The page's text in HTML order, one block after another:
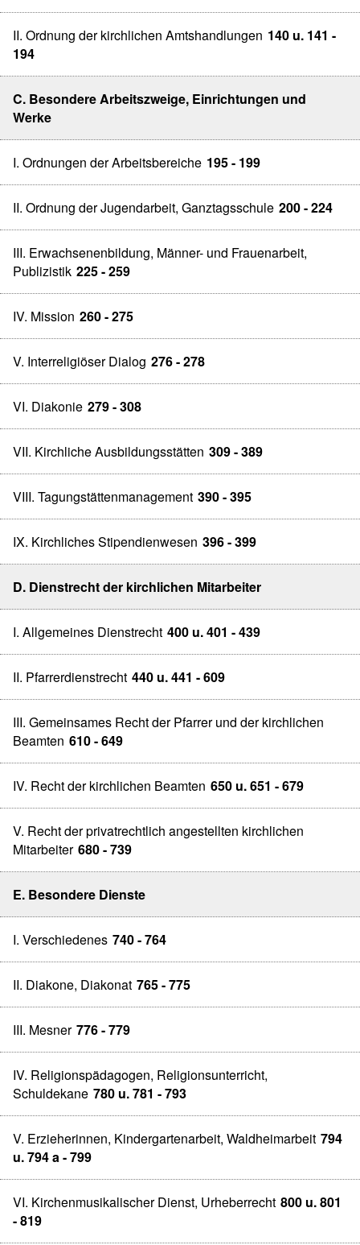
II. Ordnung der kirchlichen Amtshandlungen 140 u. 141 -
194
C. Besondere Arbeitszweige, Einrichtungen und
Werke
I. Ordnungen der Arbeitsbereiche 195 - 199
II. Ordnung der Jugendarbeit, Ganztagsschule 200 - 224
III. Erwachsenenbildung, Männer- und Frauenarbeit,
Publizistik 225 - 259
IV. Mission 260 - 275
V. Interreligiöser Dialog 276 - 278
VI. Diakonie 279 - 308
VII. Kirchliche Ausbildungsstätten 309 - 389
VIII. Tagungstättenmanagement 390 - 395
IX. Kirchliches Stipendienwesen 396 - 399
D. Dienstrecht der kirchlichen Mitarbeiter
I. Allgemeines Dienstrecht 400 u. 401 - 439
II. Pfarrerdienstrecht 440 u. 441 - 609
III. Gemeinsames Recht der Pfarrer und der kirchlichen
Beamten 610 - 649
IV. Recht der kirchlichen Beamten 650 u. 651 - 679
V. Recht der privatrechtlich angestellten kirchlichen
Mitarbeiter 680 - 739
E. Besondere Dienste
I. Verschiedenes 740 - 764
II. Diakone, Diakonat 765 - 775
III. Mesner 776 - 779
IV. Religionspädagogen, Religionsunterricht,
Schuldekane 780 u. 781 - 793
V. Erzieherinnen, Kindergartenarbeit, Waldheimarbeit 794
u. 794 a - 799
VI. Kirchenmusikalischer Dienst, Urheberrecht 800 u. 801
- 819